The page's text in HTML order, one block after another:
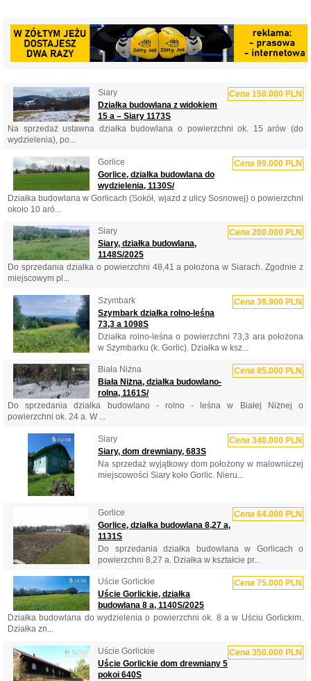
Siary Cena 150.000 PLN
Działka budowlana z widokiem
15 a – Siary 1173S
Na sprzedaż ustawna działka budowlana o powierzchni ok. 15 arów (do
wydzielenia), po...
Gorlice Cena 99.000 PLN
Gorlice, działka budowlana do
wydzielenia, 1130S/
Działka budowlana w Gorlicach (Sokół, wjazd z ulicy Sosnowej) o powierzchni
około 10 aró...
Siary Cena 200.000 PLN
Siary, działka budowlana,
1148S/2025
Do sprzedania działka o powierzchni 48,41 a położona w Siarach. Zgodnie z
miejscowym pl...
Szymbark Cena 39.900 PLN
Szymbark działka rolno-leśna
73,3 a 1098S
Działka rolno-leśna o powierzchni 73,3 ara położona
w Szymbarku (k. Gorlic). Działka w ksz...
Biała Niżna Cena 85.000 PLN
Biała Niżna, działka budowlano-
rolna, 1161S/
Do sprzedania działka budowlano - rolno - leśna w Białej Niżnej o
powierzchni ok. 24 a. W ...
Siary Cena 340.000 PLN
Siary, dom drewniany, 683S
Na sprzedaż wyjątkowy dom położony w malowniczej
miejscowości Siary koło Gorlic. Nieru...
Gorlice Cena 64.000 PLN
Gorlice, działka budowlana 8,27 a,
1131S
Do sprzedania działka budowlana w Gorlicach o
powierzchni 8,27 a. Działka w kształcie pr...
Uście Gorlickie Cena 75.000 PLN
Uście Gorlickie, działka
budowlana 8 a, 1140S/2025
Działka budowlana do wydzielenia o powierzchni ok. 8 a w Uściu Gorlickim.
Działka zn...
Uście Gorlickie Cena 350.000 PLN
Uście Gorlickie dom drewniany 5
pokoi 640S